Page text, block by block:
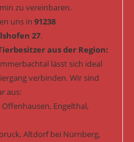
zu vereinbaren.
uns in 91238
27.
aus der Region:
lässt sich ideal
verbinden. Wir sind
aus:
Offenhausen, Engelthal,
Altdorf bei Nürnberg,